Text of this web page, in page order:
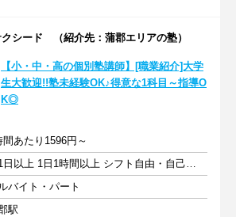
シード （紹介先：蒲郡エリアの塾）
【小・中・高の個別塾講師】[職業紹介]大学
生大歓迎!!塾未経験OK♪得意な1科目～指導O
K◎
間あたり1596円～
週1日以上 1日1時間以上 シフト自由・自己申告
バイト・パート
駅